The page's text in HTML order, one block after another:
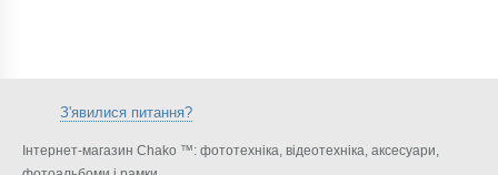
З'явилися питання?
Інтернет-магазин Chako ™: фототехніка, відеотехніка, аксесуари,